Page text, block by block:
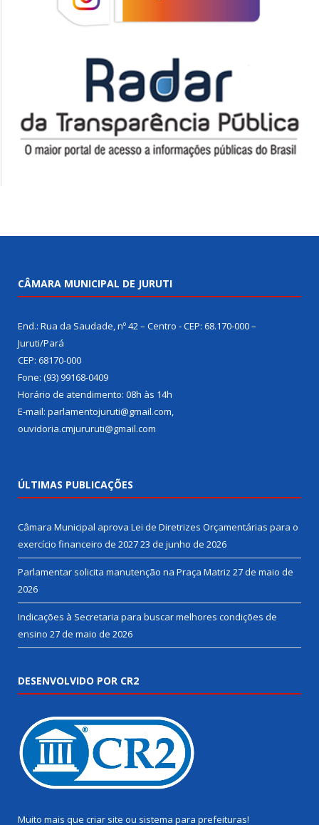
CÂMARA MUNICIPAL DE JURUTI
End.: Rua da Saudade, nº 42 – Centro - CEP: 68.170-000 –
Juruti/Pará
CEP: 68170-000
Fone: (93) 99168-0409
Horário de atendimento: 08h às 14h
E-mail: parlamentojuruti@gmail.com,
ouvidoria.cmjururuti@gmail.com
ÚLTIMAS PUBLICAÇÕES
Câmara Municipal aprova Lei de Diretrizes Orçamentárias para o
exercício financeiro de 202723 de junho de 2026
Parlamentar solicita manutenção na Praça Matriz 27 de maio de
2026
Indicações à Secretaria para buscar melhores condições de
ensino 27 de maio de 2026
DESENVOLVIDO POR CR2
Muito mais que criar site ou sistema para prefeituras!